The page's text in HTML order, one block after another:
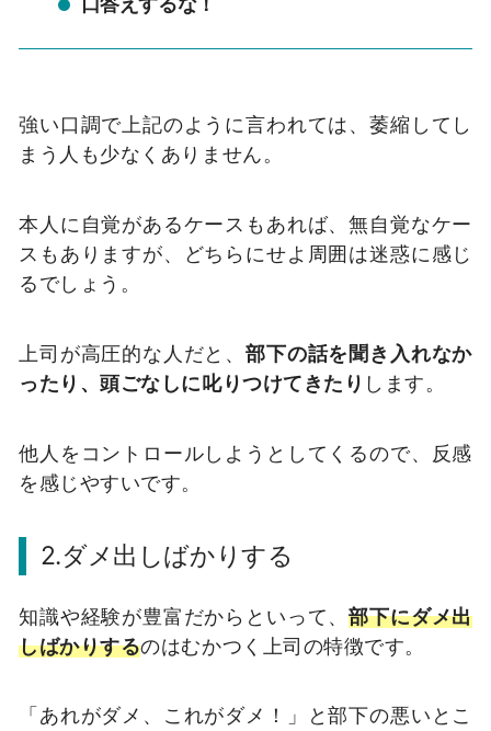
強い口調で上記のように言われては、萎縮してし
まう人も少なくありません。
本人に自覚があるケースもあれば、無自覚なケー
スもありますが、どちらにせよ周囲は迷惑に感じ
るでしょう。
上司が高圧的な人だと、部下の話を聞き入れなか
ったり、頭ごなしに叱りつけてきたり します。
他人をコントロールしようとしてくるので、反感
を感じやすいです。
2.ダメ出しばかりする
知識や経験が豊富だからといって、部下にダメ出
しばかりするのはむかつく上司の特徴です。
「あれがダメ、これがダメ！」と部下の悪いとこ